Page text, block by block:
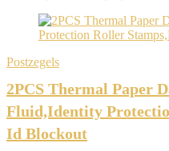
Postzegels
2PCS Thermal Paper
Fluid,Identity
Id Blockout